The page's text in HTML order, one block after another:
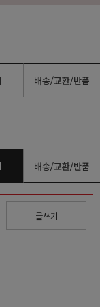
배송/교환/반품
배송/교환/반품
글쓰기